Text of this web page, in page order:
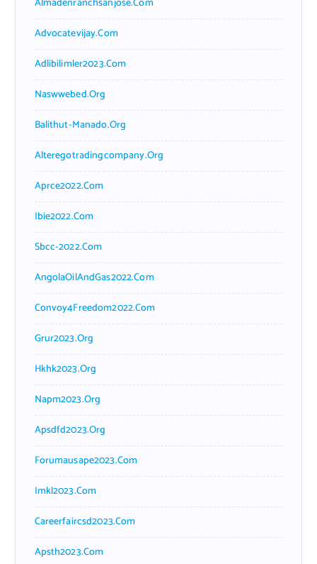
Advocatevijay.com
Adlibilimler2023.com
Naswwebed.org
Balithut-Manado.org
Alteregotradingcompany.org
Aprce2022.com
Ibie2022.com
Sbcc-2022.com
AngolaOilAndGas2022.com
Convoy4Freedom2022.com
Grur2023.org
Hkhk2023.org
Napm2023.org
Apsdfd2023.org
Forumausape2023.com
Imkl2023.com
Careerfaircsd2023.com
Apsth2023.com